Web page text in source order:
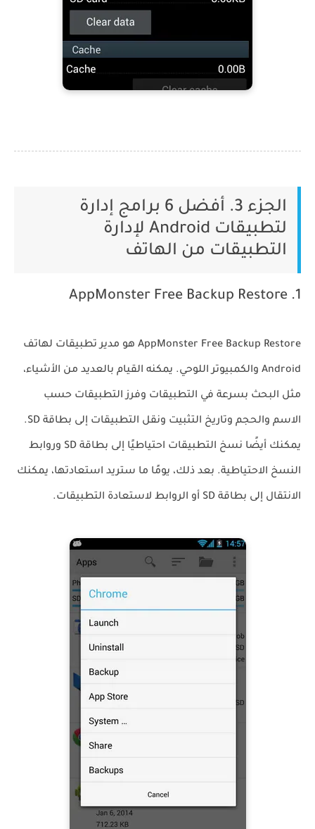
الجزء 3. أفضل 6 برامج إدارة
لتطبيقات Android لإدارة
التطبيقات من الهاتف
1. AppMonster Free Backup Restore
AppMonster Free Backup Restore هو مدير تطبيقات لهاتف
Android والكمبيوتر اللوحي. يمكنه القيام بالعديد من الأشياء،
مثل البحث بسرعة في التطبيقات وفرز التطبيقات حسب
الاسم والحجم وتاريخ التثبيت ونقل التطبيقات إلى بطاقة SD.
يمكنك أيضًا نسخ التطبيقات احتياطيًا إلى بطاقة SD وروابط
النسخ الاحتياطية. بعد ذلك، يومًا ما ستريد استعادتها، يمكنك
الانتقال إلى بطاقة SD أو الروابط لاستعادة التطبيقات.